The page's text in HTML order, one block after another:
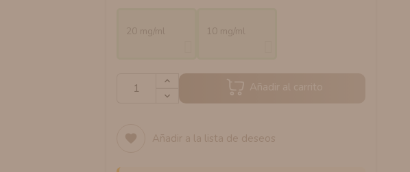
20 mg/ml 10 mg/ml
Añadir al carrito
favorite Añadir a la lista de deseos